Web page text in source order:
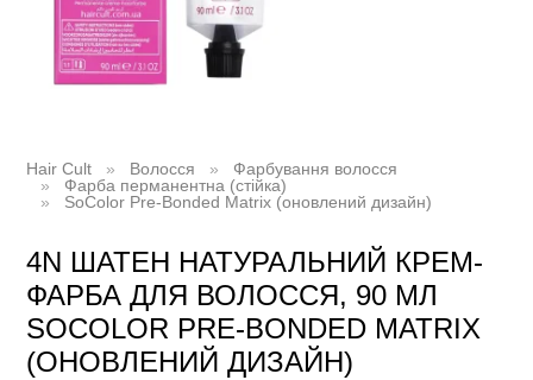
Hair Cult Волосся
Фарбування волосся
Фарба перманентна (стійка)
SoColor Pre-Bonded Matrix (оновлений дизайн)
4N ШАТЕН НАТУРАЛЬНИЙ КРЕМ-
ФАРБА ДЛЯ ВОЛОССЯ, 90 МЛ
SOCOLOR PRE-BONDED MATRIX
(ОНОВЛЕНИЙ ДИЗАЙН)